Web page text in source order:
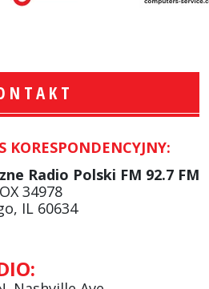
KORESPONDENCYJNY:
Radio Polski FM 92.7 FM
34978
IL 60634
Krzysztof Wawer:
Komentator
facebook